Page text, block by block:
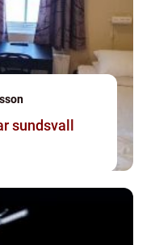
sundsvall